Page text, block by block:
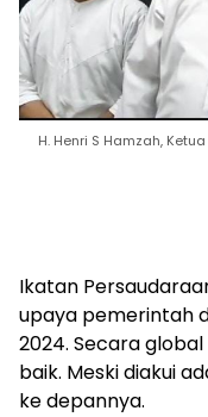
H. Henri S Hamzah,
Ikatan
upaya pemerintah
2024. Secara
baik. Meski diakui
ke depannya.